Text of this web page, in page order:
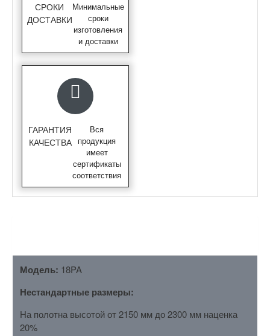
СРОКИ
ДОСТАВКИ
Минимальные
сроки
изготовления
и доставки
ГАРАНТИЯ
КАЧЕСТВА
Вся
продукция
имеет
сертификаты
соответствия
Модель: 18PA
Нестандартные размеры:
На полотна высотой от 2150 мм до 2300 мм наценка
20%